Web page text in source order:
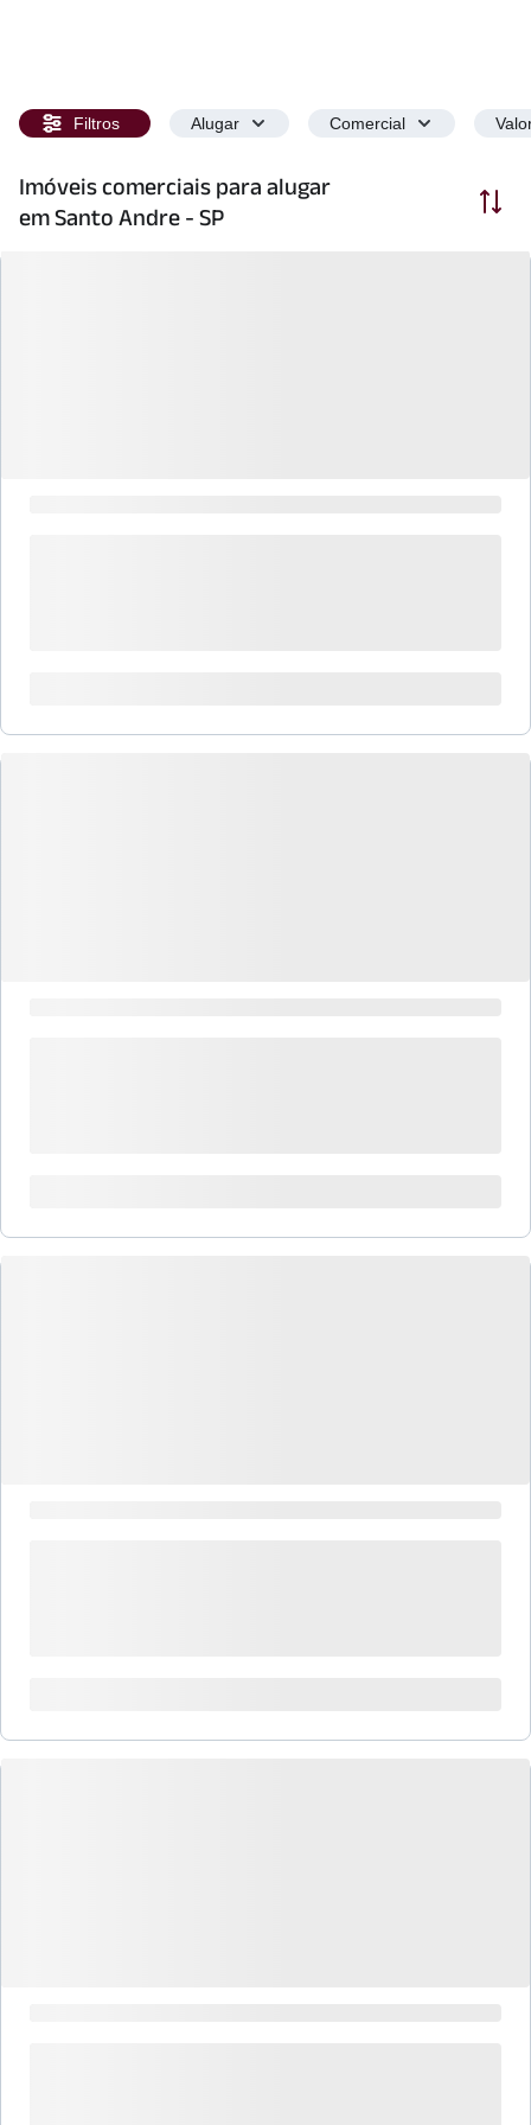
Filtros Alugar Comercial
Imóveis comerciais para alugar
em Santo Andre - SP
Ordenar